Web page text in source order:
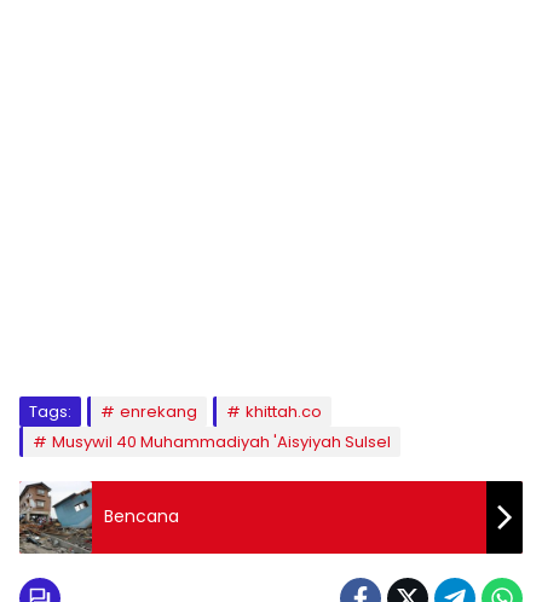
Tags: enrekang
khittah.co
Musywil 40 Muhammadiyah 'Aisyiyah Sulsel
Bencana